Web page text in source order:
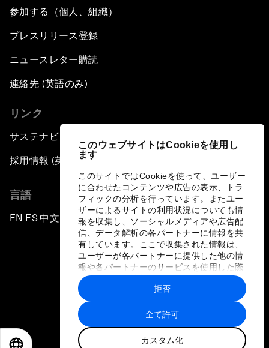
このウェブサイトはCookieを使用し
ます
このサイトではCookieを使って、ユーザー
に合わせたコンテンツや広告の表示、トラ
フィックの分析を行っています。またユー
ザーによるサイトの利用状況についても情
報を収集し、ソーシャルメディアや広告配
信、データ解析の各パートナーに情報を共
有しています。ここで収集された情報は、
ユーザーが各パートナーに提供した他の情
報や各パートナーのサービスを使用した際
に収集された情報と組み合わされ、各パー
トナーによって使用されることがありま
す。
全て許可
カスタム化
拒否
参加する（個人、組織）
プレスリリース登録
ニュースレター購読
連絡先 (英語のみ)
リンク
サステナビリティへの取り組み
採用情報 (英語のみ)
言語
EN ▪ ES▪中文▪ 日本語
プライバシーポリシーと利用規約
サイトマップ
©
世界経済フォーラム